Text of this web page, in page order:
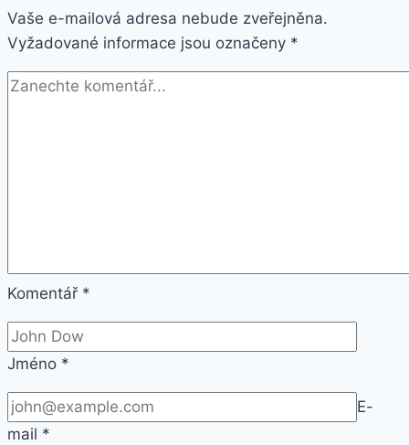
Vaše e-mailová adresa nebude zveřejněna.
Vyžadované informace jsou označeny *
Komentář *
Jméno *
E-
mail *